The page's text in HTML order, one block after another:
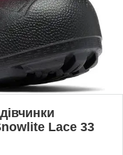
Lace 33